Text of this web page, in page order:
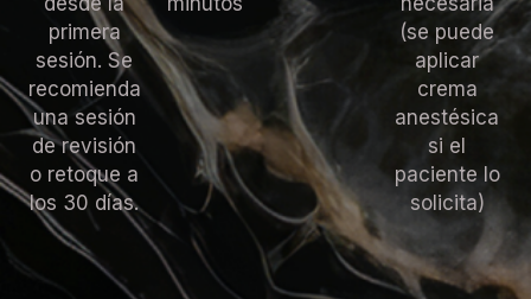
primera
sesión. Se
recomienda
una sesión
de revisión
o retoque a
los 30 días.
(se puede
aplicar
crema
anestésica
si el
paciente lo
solicita)